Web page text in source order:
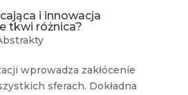
i innowacja
tkwi różnica?
wprowadza zakłócenie
sferach. Dokładna